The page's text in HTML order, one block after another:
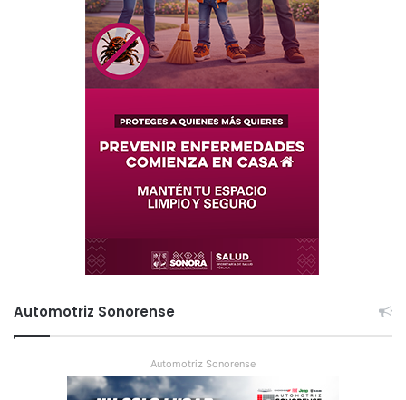
Automotriz Sonorense
Automotriz Sonorense